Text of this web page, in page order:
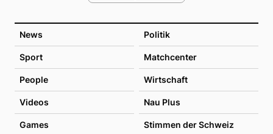
News Politik
Sport Matchcenter
People Wirtschaft
Videos Nau Plus
Games Stimmen der Schweiz